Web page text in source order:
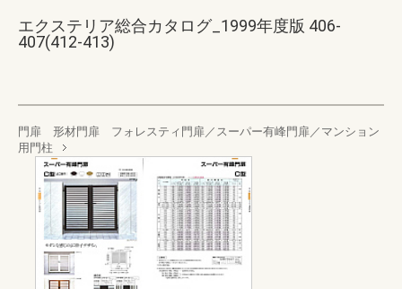
エクステリア総合カタログ_1999年度版 406-
407(412-413)
門扉 形材門扉 フォレスティ門扉／スーパー有峰門扉／マンション
用門柱